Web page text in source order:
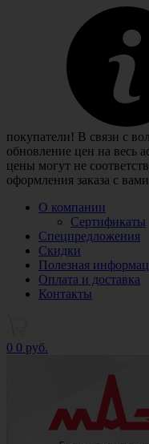
покупатели! В связи с
обновление цен на весь
цены могут не
оформления заказа с
О компании
Сертификаты
Спецпредложения
Скидки
Полезная
Оплата и доставка
Контакты
0 0 руб.